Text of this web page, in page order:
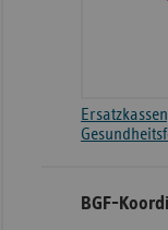
BGF-